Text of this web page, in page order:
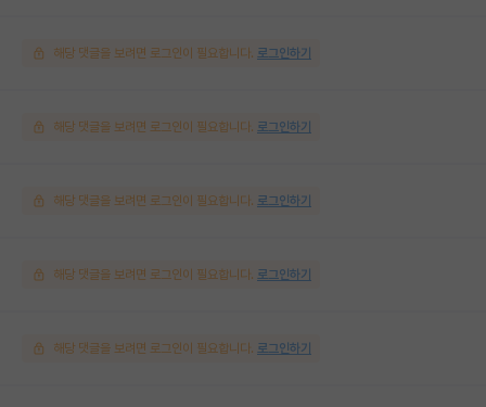
해당 댓글을 보려면 로그인이 필요합니다. 로그인하기
해당 댓글을 보려면 로그인이 필요합니다. 로그인하기
해당 댓글을 보려면 로그인이 필요합니다. 로그인하기
해당 댓글을 보려면 로그인이 필요합니다. 로그인하기
해당 댓글을 보려면 로그인이 필요합니다. 로그인하기